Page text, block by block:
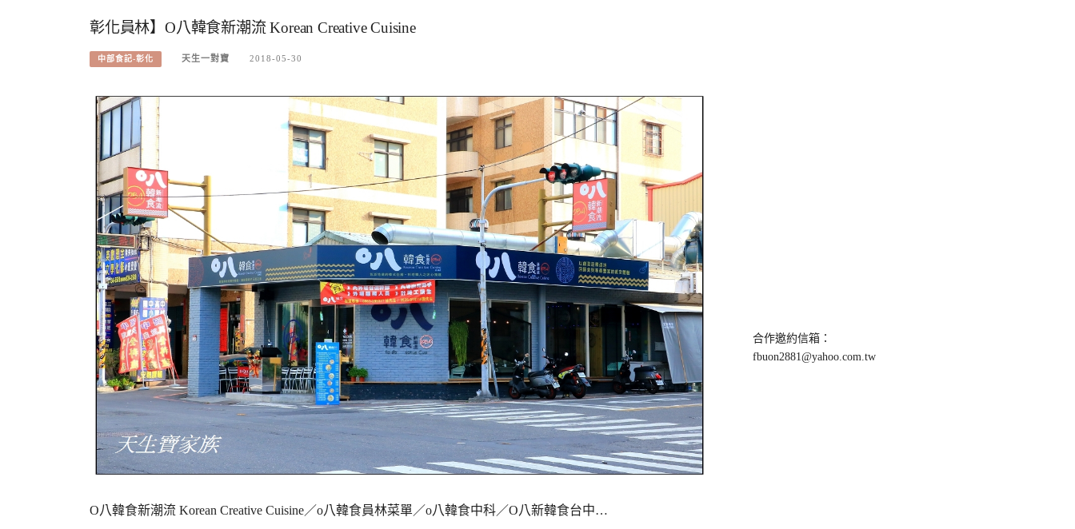
彰化員林】O八韓食新潮流 Korean Creative Cuisine
中部食記-彰化 天生一對寶 2018-05-30
O八韓食新潮流 Korean Creative Cuisine／o八韓食員林菜單／o八韓食中科／O八新韓食台中…
合作邀約信箱：
fbuon2881@yahoo.com.tw